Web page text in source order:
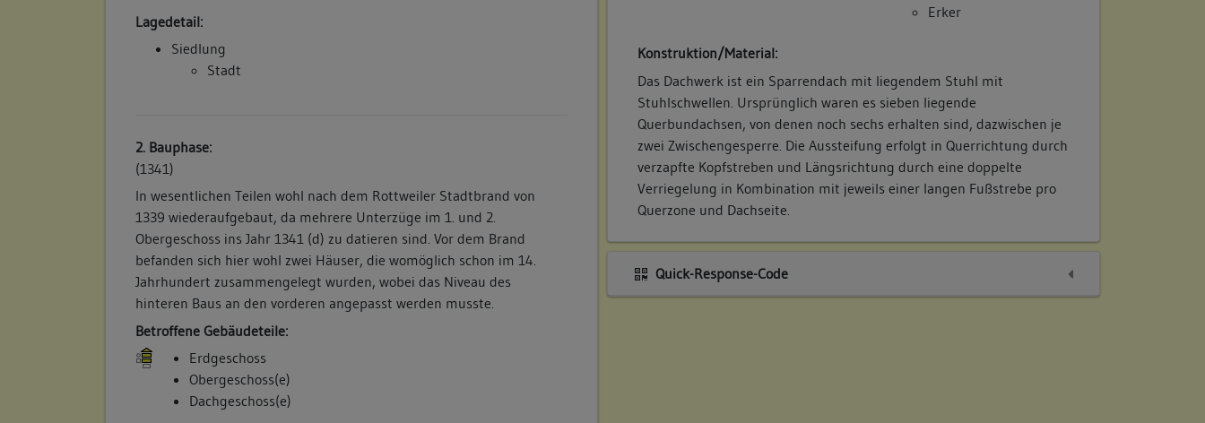
Lagedetail:
Siedlung
Stadt
2. Bauphase:
(1341)
In wesentlichen Teilen wohl nach dem Rottweiler Stadtbrand von
1339 wiederaufgebaut, da mehrere Unterzüge im 1. und 2.
Obergeschoss ins Jahr 1341 (d) zu datieren sind. Vor dem Brand
befanden sich hier wohl zwei Häuser, die womöglich schon im 14.
Jahrhundert zusammengelegt wurden, wobei das Niveau des
hinteren Baus an den vorderen angepasst werden musste.
Betroffene Gebäudeteile:
Erdgeschoss
Obergeschoss(e)
Dachgeschoss(e)
Erker
Konstruktion/Material:
Das Dachwerk ist ein Sparrendach mit liegendem Stuhl mit
Stuhlschwellen. Ursprünglich waren es sieben liegende
Querbundachsen, von denen noch sechs erhalten sind, dazwischen je
zwei Zwischengesperre. Die Aussteifung erfolgt in Querrichtung durch
verzapfte Kopfstreben und Längsrichtung durch eine doppelte
Verriegelung in Kombination mit jeweils einer langen Fußstrebe pro
Querzone und Dachseite.
Quick-Response-Code